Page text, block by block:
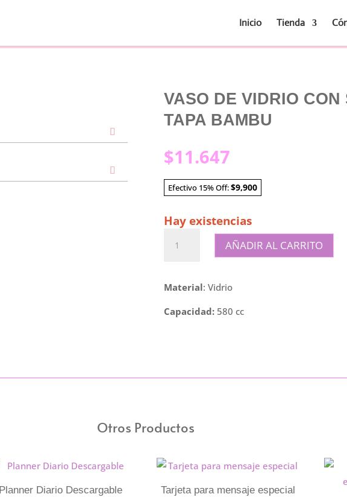
Inicio Tienda
VASO DE VIDRIO CON
TAPA BAMBU
$11.647
Efectivo 15% Off:$9,900
Hay existencias
Y
AÑADIR AL CARRITO
Material: Vidrio
Capacidad:580 cc
Otros Productos
Planner Diario Descargable Tarjeta para mensaje especial